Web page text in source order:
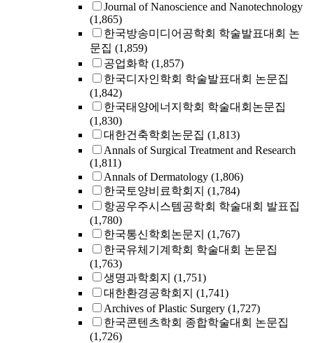
Journal of Nanoscience and Nanotechnology
(1,865)
한국방송미디어공학회 학술발표대회 논
문집 (1,859)
공업화학 (1,857)
한국디자인학회 학술발표대회 논문집
(1,842)
한국태양에너지학회 학술대회논문집
(1,830)
대한건축학회논문집 (1,813)
Annals of Surgical Treatment and Research
(1,811)
Annals of Dermatology (1,806)
한국토양비료학회지 (1,784)
항공우주시스템공학회 학술대회 발표집
(1,780)
한국통신학회논문지 (1,767)
한국유체기계학회 학술대회 논문집
(1,763)
생명과학회지 (1,751)
대한환경공학회지 (1,741)
Archives of Plastic Surgery (1,727)
한국콘텐츠학회 종합학술대회 논문집
(1,726)